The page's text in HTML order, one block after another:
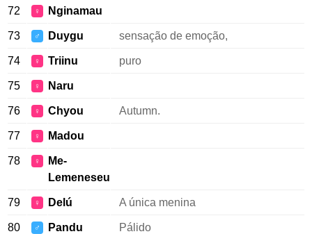
72 ♀ Nginamau
73 ♂ Duygu sensação de emoção,
74 ♀ Triinu puro
75 ♀ Naru
76 ♀ Chyou Autumn.
77 ♀ Madou
78 ♀
Me-
Lemeneseu
79 ♀ Delú A única menina
80 ♂ Pandu Pálido